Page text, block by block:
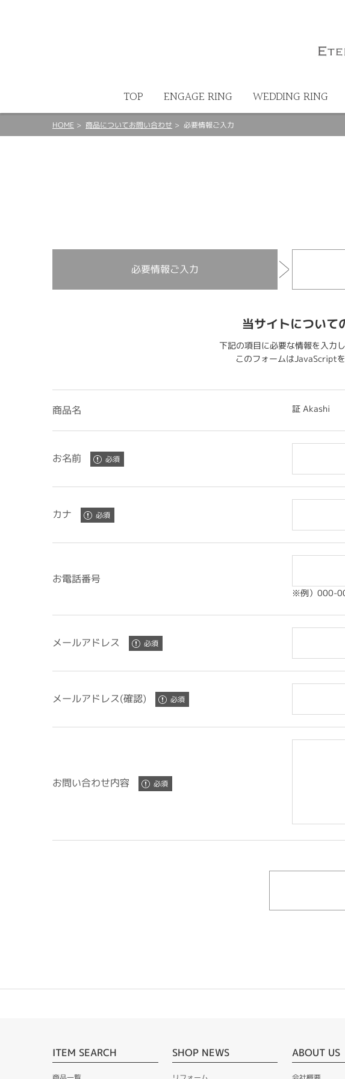
TOP ENGAGE RING WEDDING RING
HOME 商品についてお問い合わせ 必要情報ご入力
必要情報ご入力
当サイトについて
下記の項目に必要な情報を入力
このフォームはJavaScript
商品名 証 Akashi
お名前
カナ
お電話番号
※例）000-
メールアドレス
メールアドレス(確認)
お問い合わせ内容
ITEM SEARCH SHOP NEWS ABOUT US